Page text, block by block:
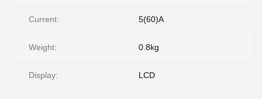
Current: 5(60)A
Weight: 0.8kg
Display: LCD